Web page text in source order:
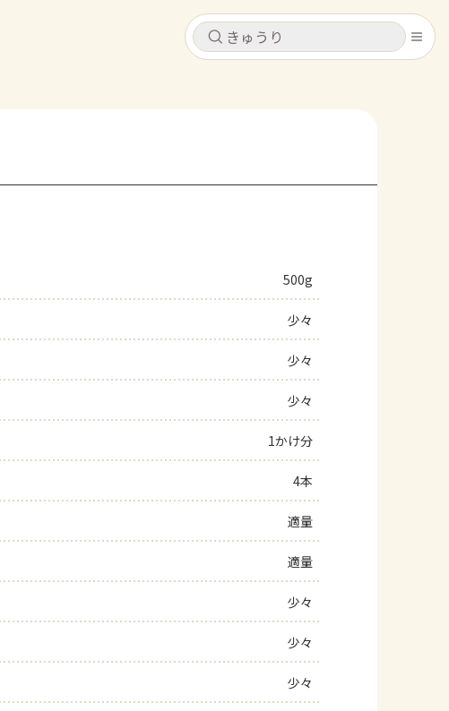
キャンセル
レシピ
トーク
よくあるお問い合わせ
AJINOMOTO PARK とは
キャンセル
500g
少々
少々
少々
1かけ分
4本
適量
適量
少々
少々
少々